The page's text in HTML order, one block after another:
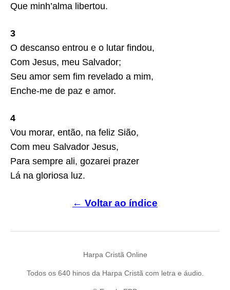
Que minh’alma libertou.
3
O descanso entrou e o lutar findou,
Com Jesus, meu Salvador;
Seu amor sem fim revelado a mim,
Enche-me de paz e amor.
4
Vou morar, então, na feliz Sião,
Com meu Salvador Jesus,
Para sempre ali, gozarei prazer
Lá na gloriosa luz.
← Voltar ao índice
Harpa Cristã Online
Todos os 640 hinos da Harpa Cristã com letra e áudio.